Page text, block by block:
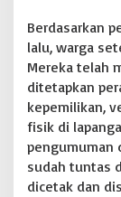
Berdasarkan
lalu, warga
Mereka telah
ditetapkan
kepemilikan,
fisik di
pengumuman
sudah tuntas
dicetak dan